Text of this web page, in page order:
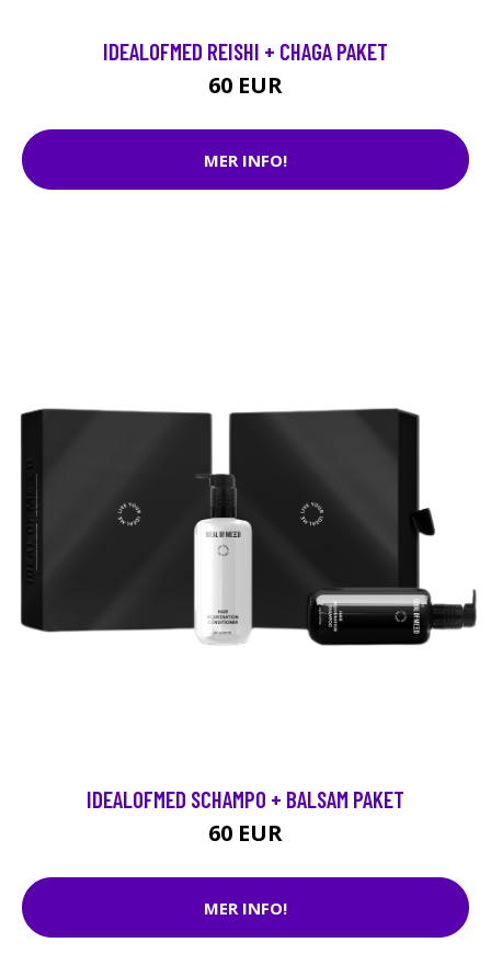
IDEALOFMED REISHI + CHAGA PAKET
60 EUR
MER INFO!
IDEALOFMED SCHAMPO + BALSAM PAKET
60 EUR
MER INFO!